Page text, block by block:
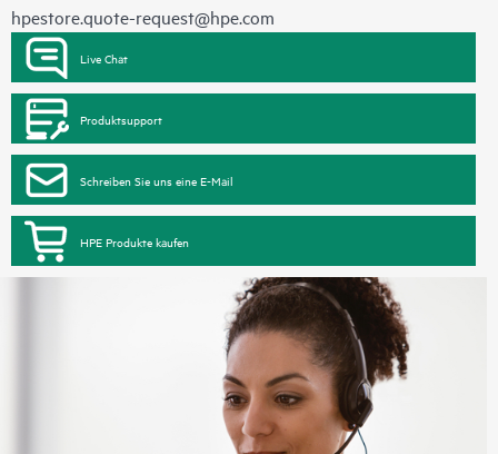
hpestore.quote-request@hpe.com
Live Chat
Produktsupport
Schreiben Sie uns eine E-Mail
HPE Produkte kaufen